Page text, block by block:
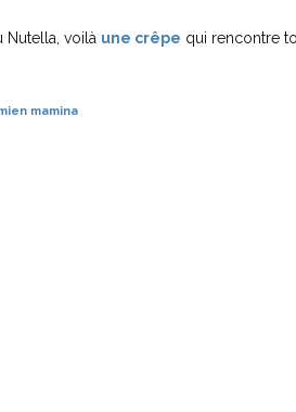
Nutella, voilà une crêpe qui rencontre
mamina